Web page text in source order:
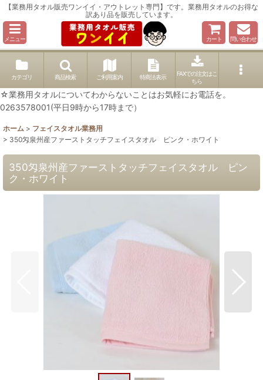
【業務用タオル販売ワンイイ・アウトレット専門】です。業務用タオルのお得な
訳あり品を販売しています。
メニュー カート 問い合わせ
カテゴリ 商品検索 ご利用案内 特商法表示
FAXでの注文はこ
ちら
☆業務用タオルについてわからないことはお気軽にお電話を。
0263578001(平日9時から17時まで）
ホーム > フェイスタオル業務用
> 350匁泉州産ファーストタッチフェイスタオル ピンク・ホワイト
350匁泉州産ファーストタッチフェイスタオル ピン
ク・ホワイト